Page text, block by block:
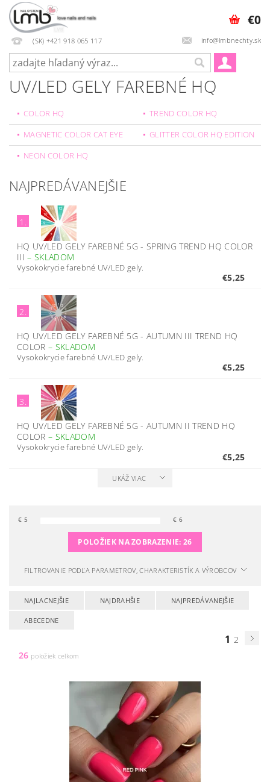
(SK) +421 918 065 117 info@lmbnechty.sk
€0
UV/LED GELY FAREBNÉ HQ
COLOR HQ
TREND COLOR HQ
MAGNETIC COLOR CAT EYE
GLITTER COLOR HQ EDITION
NEON COLOR HQ
NAJPREDÁVANEJŠIE
1.
HQ UV/LED GELY FAREBNÉ 5G - SPRING TREND HQ COLOR
III–SKLADOM
Vysokokrycie farebné UV/LED gely.
€5,25
2.
HQ UV/LED GELY FAREBNÉ 5G - AUTUMN III TREND HQ
COLOR– SKLADOM
Vysokokrycie farebné UV/LED gely.
€5,25
3.
HQ UV/LED GELY FAREBNÉ 5G - AUTUMN II TREND HQ
COLOR– SKLADOM
Vysokokrycie farebné UV/LED gely.
€5,25
UKÁŽ VIAC
€ 5 €6
POLOŽIEK NA ZOBRAZENIE:26
FILTROVANIE PODĽA PARAMETROV, CHARAKTERISTÍK A VÝROBCOV
NAJLACNEJŠIE NAJDRAHŠIE NAJPREDÁVANEJŠIE
ABECEDNE
1 2
26 položiek celkom